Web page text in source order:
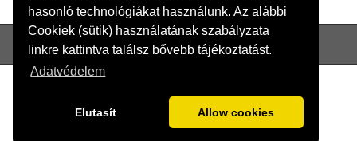
hasonló technológiákat használunk. Az alábbi
Cookiek (sütik) használatának szabályzata
linkre kattintva találsz bővebb tájékoztatást.
Adatvédelem
Elutasít Allow cookies
Oldaltérkép Kapcsolat Szállítás és fizetés Adatvédelem
Winkler Tüzép Kft. Minden jog fenntartva.